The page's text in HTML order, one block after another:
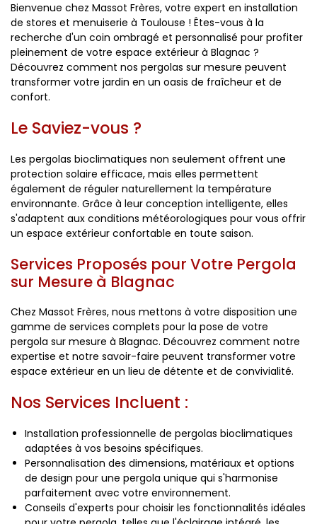
Bienvenue chez Massot Frères, votre expert en installation
de stores et menuiserie à Toulouse ! Êtes-vous à la
recherche d'un coin ombragé et personnalisé pour profiter
pleinement de votre espace extérieur à Blagnac ?
Découvrez comment nos pergolas sur mesure peuvent
transformer votre jardin en un oasis de fraîcheur et de
confort.
Le Saviez-vous ?
Les pergolas bioclimatiques non seulement offrent une
protection solaire efficace, mais elles permettent
également de réguler naturellement la température
environnante. Grâce à leur conception intelligente, elles
s'adaptent aux conditions météorologiques pour vous offrir
un espace extérieur confortable en toute saison.
Services Proposés pour Votre Pergola
sur Mesure à Blagnac
Chez Massot Frères, nous mettons à votre disposition une
gamme de services complets pour la pose de votre
pergola sur mesure à Blagnac. Découvrez comment notre
expertise et notre savoir-faire peuvent transformer votre
espace extérieur en un lieu de détente et de convivialité.
Nos Services Incluent :
Installation professionnelle de pergolas bioclimatiques
adaptées à vos besoins spécifiques.
Personnalisation des dimensions, matériaux et options
de design pour une pergola unique qui s'harmonise
parfaitement avec votre environnement.
Conseils d'experts pour choisir les fonctionnalités idéales